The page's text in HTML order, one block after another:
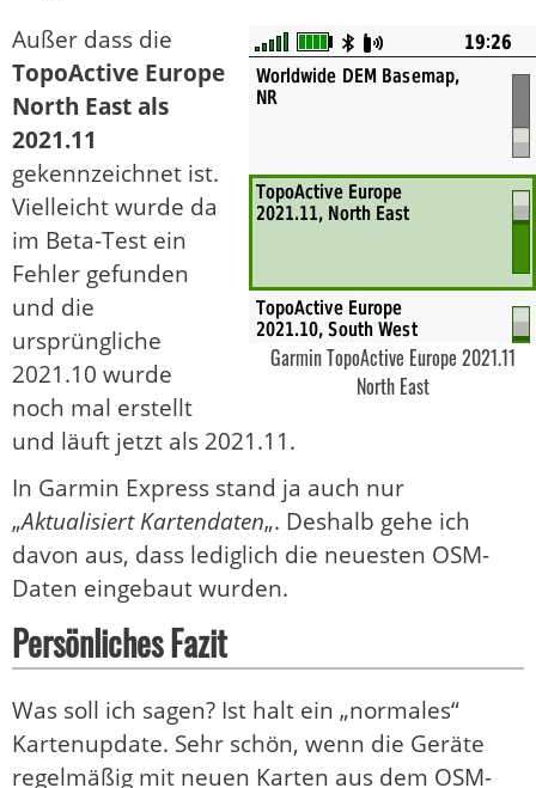
Garmin TopoActive Europe 2021.11
North East
Außer dass die
TopoActive Europe
North East als
2021.11
gekennzeichnet ist.
Vielleicht wurde da
im Beta-Test ein
Fehler gefunden
und die
ursprüngliche
2021.10 wurde
noch mal erstellt
und läuft jetzt als 2021.11.
In Garmin Express stand ja auch nur
„Aktualisiert Kartendaten„. Deshalb gehe ich
davon aus, dass lediglich die neuesten OSM-
Daten eingebaut wurden.
Persönliches Fazit
Was soll ich sagen? Ist halt ein „normales“
Kartenupdate. Sehr schön, wenn die Geräte
regelmäßig mit neuen Karten aus dem OSM-